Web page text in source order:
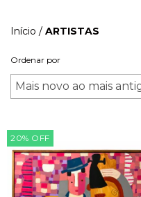
Início / ARTISTAS
Ordenar por
20% OFF